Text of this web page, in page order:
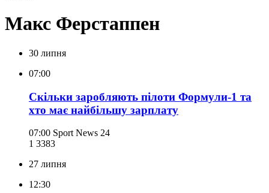
Макс Ферстаппен
30 липня
07:00
Скільки заробляють пілоти Формули-1 та
хто має найбільшу зарплату
07:00 Sport News 24
1 3383
27 липня
12:30